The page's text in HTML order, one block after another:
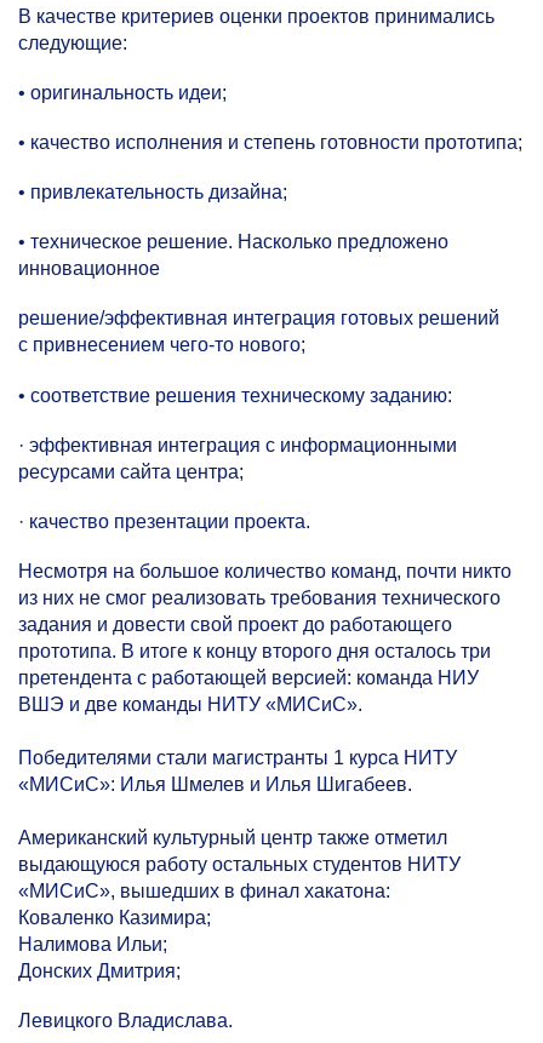
В качестве критериев оценки проектов принимались
следующие:
• оригинальность идеи;
• качество исполнения и степень готовности прототипа;
• привлекательность дизайна;
• техническое решение. Насколько предложено
инновационное
решение/эффективная интеграция готовых решений
с привнесением чего-то нового;
• соответствие решения техническому заданию:
· эффективная интеграция с информационными
ресурсами сайта центра;
· качество презентации проекта.
Несмотря на большое количество команд, почти никто
из них не смог реализовать требования технического
задания и довести свой проект до работающего
прототипа. В итоге к концу второго дня осталось три
претендента с работающей версией: команда НИУ
ВШЭ и две команды НИТУ «МИСиС».
Победителями стали магистранты 1 курса НИТУ
«МИСиС»: Илья Шмелев и Илья Шигабеев.
Американский культурный центр также отметил
выдающуюся работу остальных студентов НИТУ
«МИСиС», вышедших в финал хакатона:
Коваленко Казимира;
Налимова Ильи;
Донских Дмитрия;
Левицкого Владислава.